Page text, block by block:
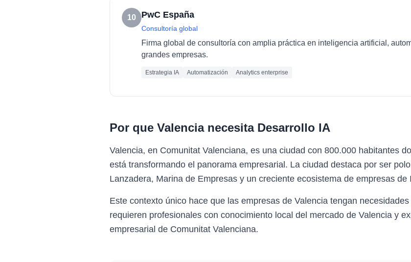
10 PwC España
Consultoría global
Firma global de consultoría con amplia práctica en inteligencia artificial,
grandes empresas.
Estrategia IA Automatización Analytics enterprise
Por que Valencianecesita Desarrollo IA
Valencia, en Comunitat Valenciana, es una ciudad con 800.000 habitantes
está transformando el panorama empresarial. La ciudad destaca por ser
Lanzadera, Marina de Empresas y un creciente ecosistema de empresas de
Este contexto único hace que las empresas de Valencia tengan
requieren profesionales con conocimiento local del mercado de Valencia y
empresarial de Comunitat Valenciana.